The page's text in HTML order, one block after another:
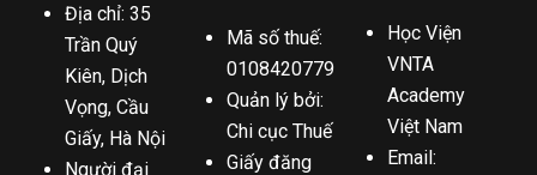
Địa chỉ: 35
Trần Quý
Kiên, Dịch
Vọng, Cầu
Giấy, Hà Nội
Người đại
Mã số thuế:
0108420779
Quản lý bởi:
Chi cục Thuế
Giấy đăng
Học Viện
VNTA
Academy
Việt Nam
Email: